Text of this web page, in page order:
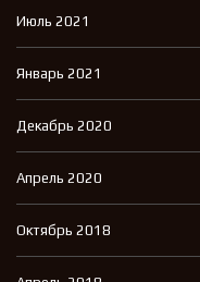
Июль 2021
Январь 2021
Декабрь 2020
Апрель 2020
Октябрь 2018